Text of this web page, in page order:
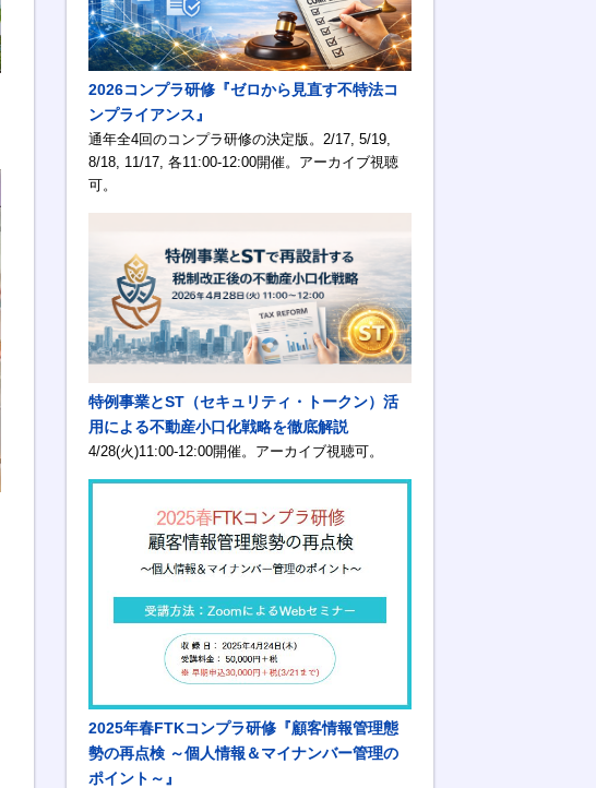
2026コンプラ研修『ゼロから見直す不特法コ
ンプライアンス』
通年全4回のコンプラ研修の決定版。2/17, 5/19,
8/18, 11/17, 各11:00-12:00開催。アーカイブ視聴
可。
特例事業とST（セキュリティ・トークン）活
用による不動産小口化戦略を徹底解説
4/28(火)11:00-12:00開催。アーカイブ視聴可。
2025年春FTKコンプラ研修『顧客情報管理態
勢の再点検 ～個人情報＆マイナンバー管理の
ポイント～』